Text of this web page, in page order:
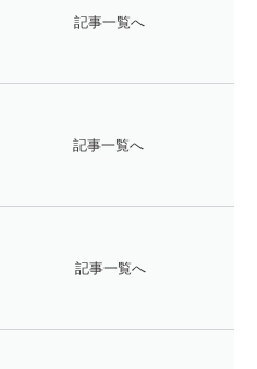
メディア展
No.776
記事一覧へ
メディア展
No.775
記事一覧へ
メディア展
No.774
記事一覧へ